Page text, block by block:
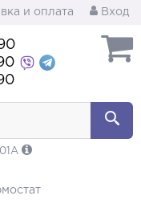
и оплата Вход